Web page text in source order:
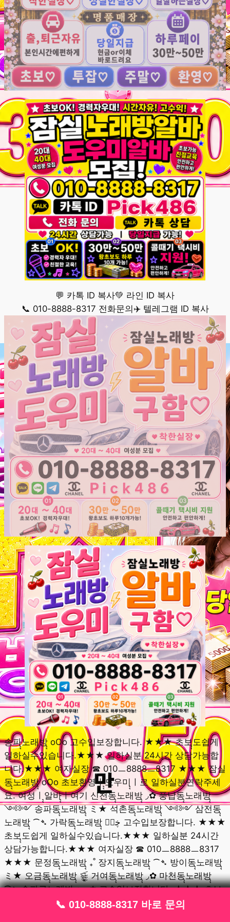
📞 010-8888-8317 바로 문의
📞 010-8888-8317 바로 문의
📞 010-8888-8317 바로 문의
📞 010-8888-8317 바로 문의
📞 010-8888-8317 바로 문의
📞 010-8888-8317 바로 문의
💬 카톡 ID 복사💚 라인 ID 복사
📞 010-8888-8317 전화문의 ✈️ 텔레그램 ID 복사
송파ุุ노래방ุุ oOo 고수입보장합니다. ★★★ 초보ุุ도쉽게
일하실수있습니다.★★★ 일하실분 24시간 상담가능합
니다.★★★ 여자실장 ☎ 010ㅡ8888ㅡ8317 ★★★ 잠실
동ุุ노래방ุุ oOo 초보환영ㅣุุ도우미ุุㅣ로 일하실분연락주세
요. 여성ㅣุุ알바ุุㅣ여기 신천동ุุ노래방ุุ ◞✿ 풍납동ุุ노래방ุุ
༺༻ 송파동ุุ노래방ุุ ミ★ 석촌동ุุ노래방ุุ ༺༻ 삼전동ุุ
노래방ุุ ⁀➴ 가락동ุุ노래방ุุ ڿڰۣ 고수입보장합니다. ★★★
초보ุุ도쉽게 일하실수있습니다.★★★ 일하실분 24시간
상담가능합니다.★★★ 여자실장 ☎ 010ㅡ8888ㅡ8317
★★★ 문정동ุุ노래방ุุ ₊˚ 장지동ุุ노래방ุุ ⁀➴ 방이동ุุ노래방ุุ
ミ★ 오금동ุุ노래방ุุ ৡۣۜ͜͡ะ 거여동ุุ노래방ุุ ◞✿ 마천동ุุ노래방ุุ
⁀➴ 송파구ุุ노래방ุุ ♩｡✡ 고수입보장합니다. ★★★ 초보ุุ
도쉽게 일하실수있습니다.★★★ 일하실분 24시간 상담
📞 010-8888-8317 바로 문의
📞 010-8888-8317 바로 문의
📞 010-8888-8317 바로 문의